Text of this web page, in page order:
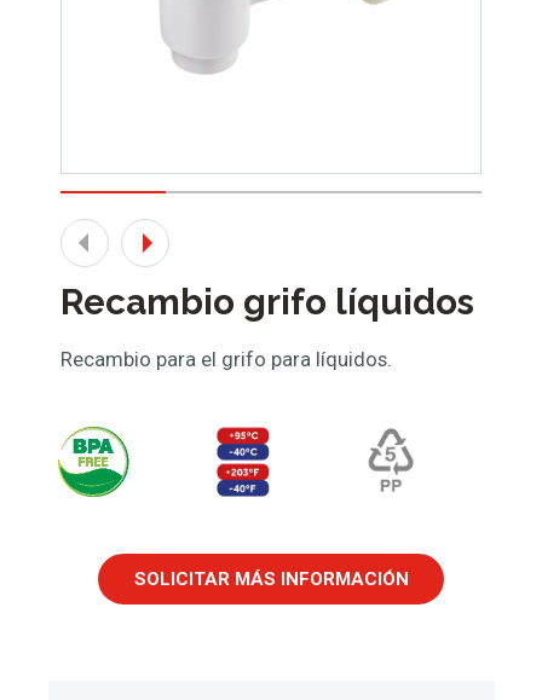
Recambio grifo líquidos
Recambio para el grifo para líquidos.
SOLICITAR MÁS INFORMACIÓN